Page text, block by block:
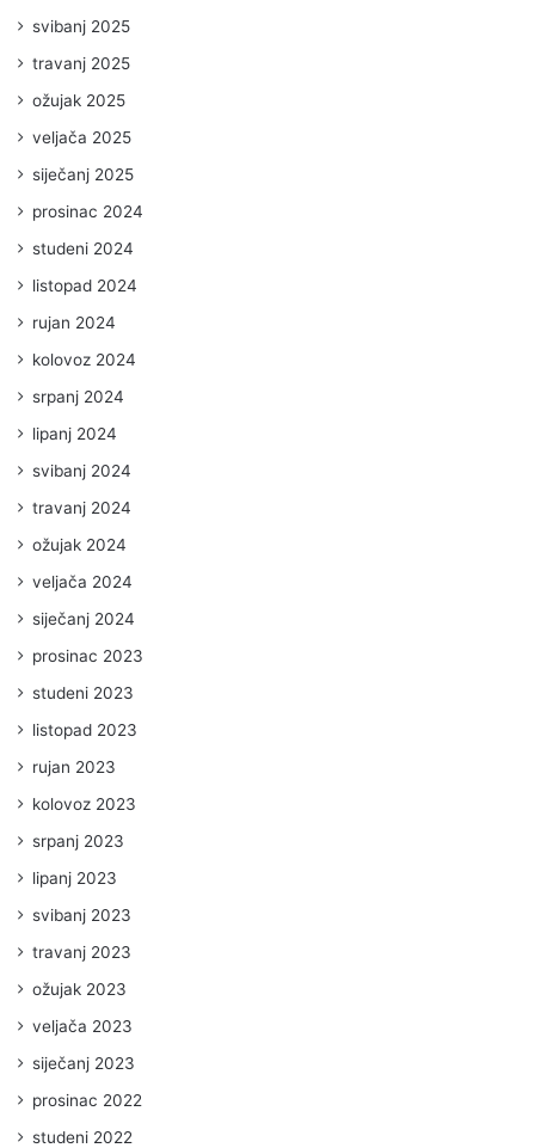
svibanj 2025
travanj 2025
ožujak 2025
veljača 2025
siječanj 2025
prosinac 2024
studeni 2024
listopad 2024
rujan 2024
kolovoz 2024
srpanj 2024
lipanj 2024
svibanj 2024
travanj 2024
ožujak 2024
veljača 2024
siječanj 2024
prosinac 2023
studeni 2023
listopad 2023
rujan 2023
kolovoz 2023
srpanj 2023
lipanj 2023
svibanj 2023
travanj 2023
ožujak 2023
veljača 2023
siječanj 2023
prosinac 2022
studeni 2022